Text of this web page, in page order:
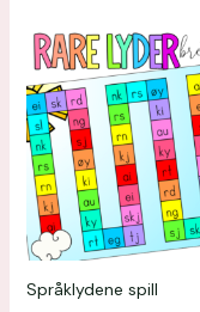
Språklydene spill